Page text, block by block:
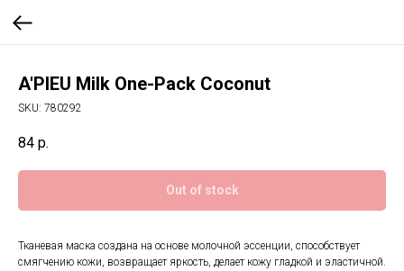
A'PIEU Milk One-Pack Coconut
SKU: 780292
84 р.
Out of stock
Тканевая маска создана на основе молочной эссенции, способствует
смягчению кожи, возвращает яркость, делает кожу гладкой и эластичной.